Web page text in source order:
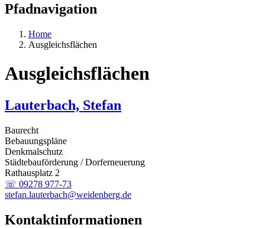
Pfadnavigation
Home
Ausgleichsflächen
Ausgleichsflächen
Lauterbach, Stefan
Baurecht
Bebauungspläne
Denkmalschutz
Städtebauförderung / Dorferneuerung
Rathausplatz 2
☏ 09278 977-73
stefan.lauterbach@weidenberg.de
Kontaktinformationen